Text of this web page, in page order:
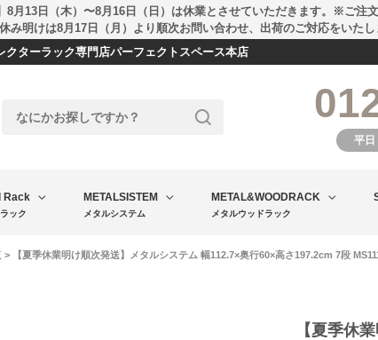
8月13日（木）〜8月16日（日）は休業とさせていただきます。※ご注
み明けは8月17日（月）より順次お問い合わせ、出荷のご対応をいたし
ターラック専門店パーフェクトスペース本店
平日
Rack
ック
METALSISTEM
メタルシステム
METAL&WOODRACK
メタルウッドラック
> 【夏季休業明け順次発送】メタルシステム 幅112.7×奥行60×高さ197.2cm 7段
【夏季休